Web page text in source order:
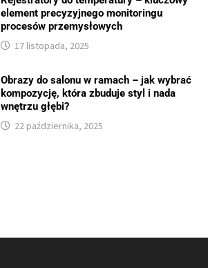
element precyzyjnego monitoringu
procesów przemysłowych
17 listopada, 2025
Obrazy do salonu w ramach – jak wybrać
kompozycję, która zbuduje styl i nada
wnętrzu głębi?
22 października, 2025